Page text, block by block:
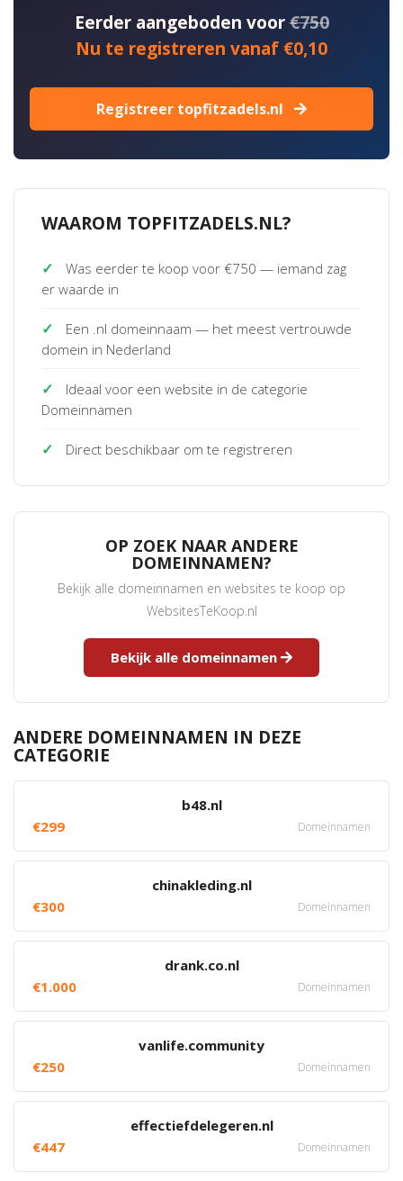
Eerder aangeboden voor€750
Nu te registreren vanaf €0,10
Registreer topfitzadels.nl
WAAROM TOPFITZADELS.NL?
✓
Was eerder te koop voor €750 — iemand zag
er waarde in
✓
Een .nl domeinnaam — het meest vertrouwde
domein in Nederland
✓
Ideaal voor een website in de categorie
Domeinnamen
✓ Direct beschikbaar om te registreren
OP ZOEK NAAR ANDERE
DOMEINNAMEN?
Bekijk alle domeinnamen en websites te koop op
WebsitesTeKoop.nl
Bekijk alle domeinnamen
ANDERE DOMEINNAMEN IN DEZE
CATEGORIE
b48.nl
€299
Domeinnamen
chinakleding.nl
€300
Domeinnamen
drank.co.nl
€1.000
Domeinnamen
vanlife.community
€250
Domeinnamen
effectiefdelegeren.nl
€447
Domeinnamen